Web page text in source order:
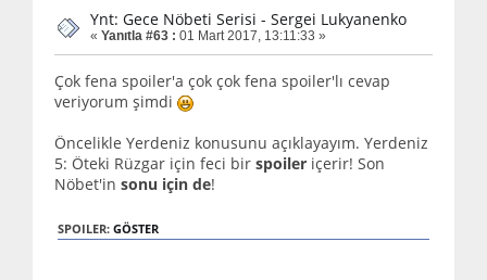
Ynt: Gece Nöbeti Serisi - Sergei Lukyanenko
« Yanıtla #63 : 01 Mart 2017, 13:11:33 »
Çok fena spoiler'a çok çok fena spoiler'lı cevap
veriyorum şimdi
Öncelikle Yerdeniz konusunu açıklayayım. Yerdeniz
5: Öteki Rüzgar için feci bir spoiler içerir! Son
Nöbet'in sonu için de!
SPOILER: GÖSTER